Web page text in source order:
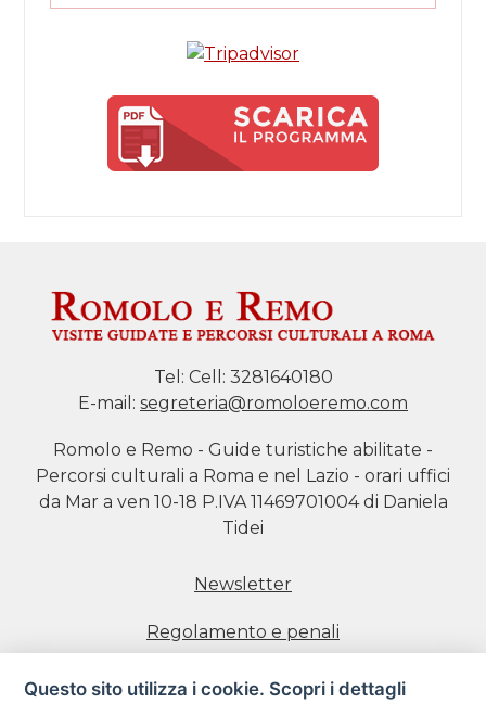
Tel: Cell: 3281640180
E-mail: segreteria@romoloeremo.com
Romolo e Remo - Guide turistiche abilitate -
Percorsi culturali a Roma e nel Lazio - orari uffici
da Mar a ven 10-18 P.IVA 11469701004 di Daniela
Tidei
Newsletter
Regolamento e penali
Prenotazione visite
Questo sito utilizza i cookie. Scopri i dettagli